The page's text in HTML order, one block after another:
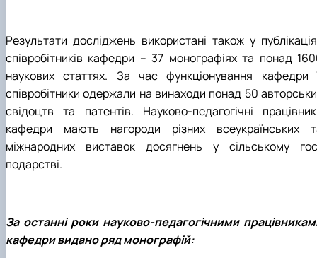
Результати досліджень використані також у
співробітників кафе­дри – 37 монографіях та понад
наукових статтях. За час функціонування кафедри
співробітники одержали на винаходи понад 50
свідоцтв та патентів. Науково-педагогічні
кафедри мають нагороди різних всеукраїнських
міжнародних виставок досягнень у сільському
подарстві.
За останні роки науково-педагогічними
кафедри видано ряд моно­графій: